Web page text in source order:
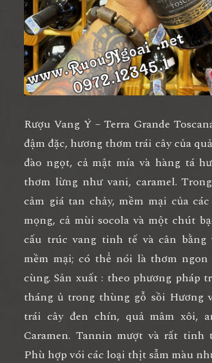
Rượu Vang Ý – Terra Grande
đậm đặc, hương thơm trái cây của
đào ngọt, cả mật mía và hàng tá
thơm lừng như vani, caramel.
cảm giá tan chảy, mềm mại của
mọng, cả mùi socola và một chút
cấu trúc vang tinh tế và cân
mềm mại; có thể nói là thơm
cùng. Sản xuất : theo phương pháp
tháng ủ trong thùng gỗ sồi Hương
trái cây đen chín, quả mâm xôi,
Caramen. Tannin mượt và rất tinh
Phù hợp vói các loại thịt sẫm màu